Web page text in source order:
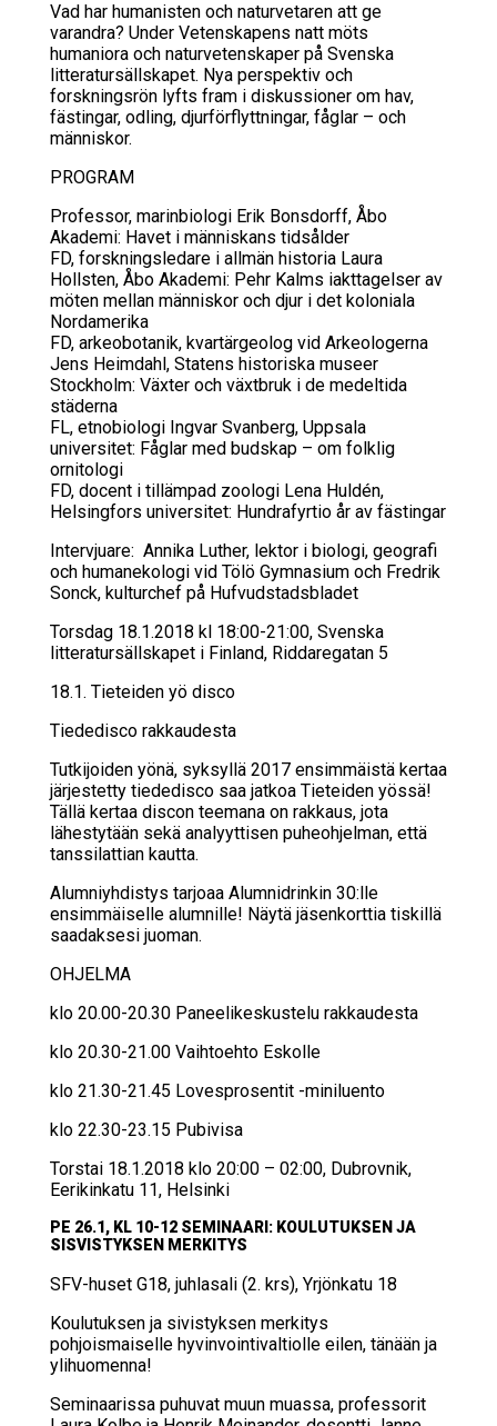
Vad har humanisten och naturvetaren att ge
varandra? Under Vetenskapens natt möts
humaniora och naturvetenskaper på Svenska
litteratursällskapet. Nya perspektiv och
forskningsrön lyfts fram i diskussioner om hav,
fästingar, odling, djurförflyttningar, fåglar – och
människor.
PROGRAM
Professor, marinbiologi Erik Bonsdorff, Åbo
Akademi: Havet i människans tidsålder
FD, forskningsledare i allmän historia Laura
Hollsten, Åbo Akademi: Pehr Kalms iakttagelser av
möten mellan människor och djur i det koloniala
Nordamerika
FD, arkeobotanik, kvartärgeolog vid Arkeologerna
Jens Heimdahl, Statens historiska museer
Stockholm: Växter och växtbruk i de medeltida
städerna
FL, etnobiologi Ingvar Svanberg, Uppsala
universitet: Fåglar med budskap – om folklig
ornitologi
FD, docent i tillämpad zoologi Lena Huldén,
Helsingfors universitet: Hundrafyrtio år av fästingar
Intervjuare: Annika Luther, lektor i biologi, geografi
och humanekologi vid Tölö Gymnasium och Fredrik
Sonck, kulturchef på Hufvudstadsbladet
Torsdag 18.1.2018 kl 18:00-21:00, Svenska
litteratursällskapet i Finland, Riddaregatan 5
18.1. Tie­tei­den yö disco
Tie­de­disco rak­kau­des­ta
Tutkijoiden yönä, syksyllä 2017 ensimmäistä kertaa
järjestetty tiededisco saa jatkoa Tieteiden yössä!
Tällä kertaa discon teemana on rakkaus, jota
lähestytään sekä analyyttisen puheohjelman, että
tanssilattian kautta.
Alumniyhdistys tarjoaa Alumnidrinkin 30:lle
ensimmäiselle alumnille! Näytä jäsenkorttia tiskillä
saadaksesi juoman.
OHJELMA
klo 20.00-20.30 Paneelikeskustelu rakkaudesta
klo 20.30-21.00 Vaihtoehto Eskolle
klo 21.30-21.45 Lovesprosentit -miniluento
klo 22.30-23.15 Pubivisa
Torstai 18.1.2018 klo 20:00 – 02:00, Dubrovnik,
Eerikinkatu 11, Helsinki
PE 26.1, KL 10-12 SE­MI­NAA­RI: KOU­LU­TUK­SEN JA
SIS­VIS­TYK­SEN MER­KI­TYS
SFV-huset G18, juh­la­sa­li (2. krs), Yr­jön­ka­tu 18
Koulutuksen ja sivistyksen merkitys
pohjoismaiselle hyvinvointivaltiolle eilen, tänään ja
ylihuomenna!
Seminaarissa puhuvat muun muassa, professorit